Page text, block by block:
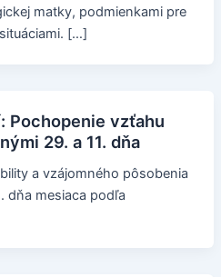
matky, podmienkami pre
[…]
Pochopenie vzťahu
29. a 11. dňa
a vzájomného pôsobenia
dňa mesiaca podľa